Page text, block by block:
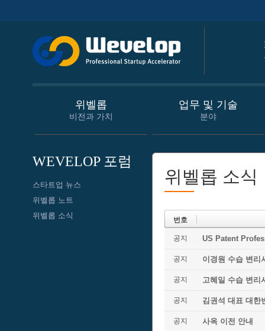
위벨롭
비전과 가치
업무 및 기술
분야
WEVELOP 포럼
스타트업 뉴스
위벨롭 노트
위벨롭 소식
위벨롭 소식
번호
공지 US Patent
공지 이경원 수습 변리
공지 고혜일 수습 변리
공지 김권석 대표 대한
공지 사옥 이전 안내